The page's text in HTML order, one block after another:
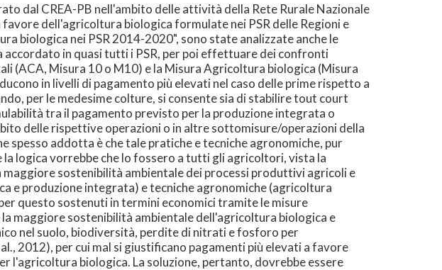
dal CREA-PB nell'ambito delle attività della Rete Rurale Nazionale
dell'agricoltura biologica formulate nei PSR delle Regioni e
biologica nei PSR 2014-2020", sono state analizzate anche le
in quasi tutti i PSR, per poi effettuare dei confronti
(ACA, Misura 10 o M10) e la Misura Agricoltura biologica (Misura
in livelli di pagamento più elevati nel caso delle prime rispetto a
per le medesime colture, si consente sia di stabilire tout court
tra il pagamento previsto per la produzione integrata o
delle rispettive operazioni o in altre sottomisure/operazioni della
addotta è che tale pratiche e tecniche agronomiche, pur
logica vorrebbe che lo fossero a tutti gli agricoltori, vista la
sostenibilità ambientale dei processi produttivi agricoli e
e produzione integrata) e tecniche agronomiche (agricoltura
questo sostenuti in termini economici tramite le misure
maggiore sostenibilità ambientale dell'agricoltura biologica e
nel suolo, biodiversità, perdite di nitrati e fosforo per
2012), per cui mal si giustificano pagamenti più elevati a favore
biologica. La soluzione, pertanto, dovrebbe essere